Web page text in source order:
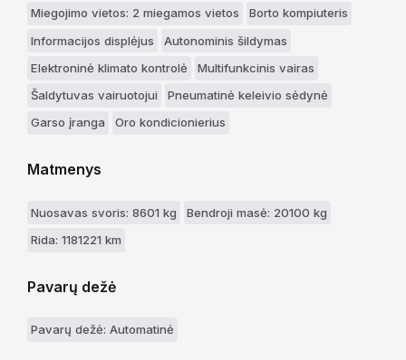
Miegojimo vietos: 2 miegamos vietos
Borto kompiuteris
Informacijos displėjus
Autonominis šildymas
Elektroninė klimato kontrolė
Multifunkcinis vairas
Šaldytuvas vairuotojui
Pneumatinė keleivio sėdynė
Garso įranga
Oro kondicionierius
Matmenys
Nuosavas svoris: 8601 kg
Bendroji masė: 20100 kg
Rida: 1181221 km
Pavarų dežė
Pavarų dežė: Automatinė